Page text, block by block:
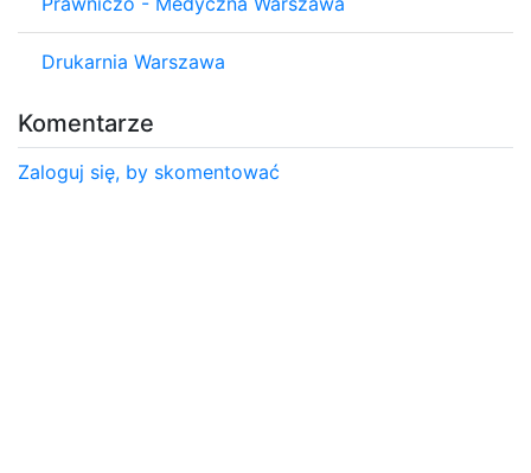
Drukarnia Warszawa
Komentarze
Zaloguj się, by skomentować